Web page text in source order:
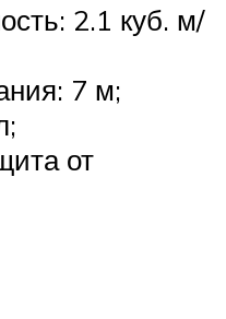
2.1 куб. м/
7 м;
от